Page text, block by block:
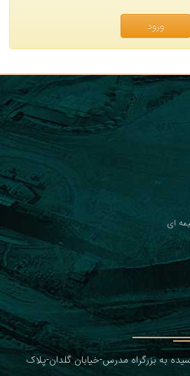
ورود
ای
به بزرگراه مدرس-خیابان گلدان-پلاک